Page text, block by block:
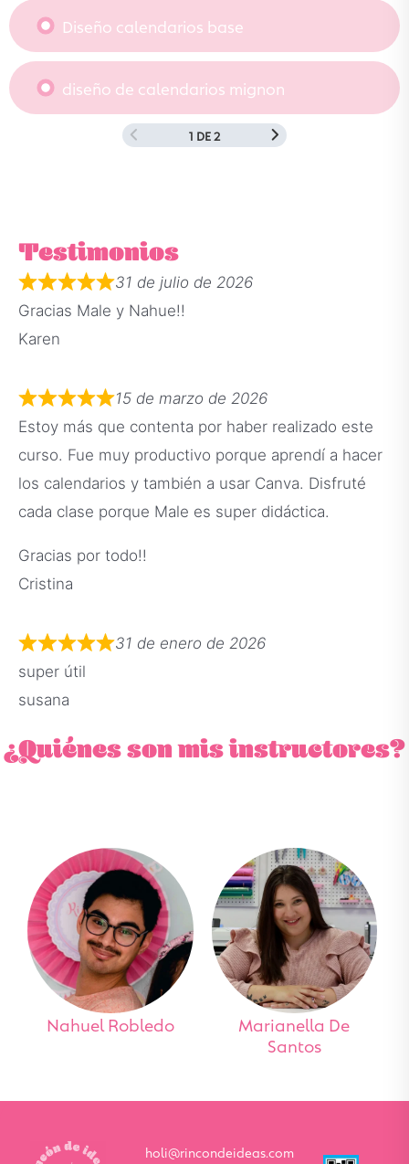
Diseño calendarios base
diseño de calendarios mignon
1 DE 2
Testimonios
31 de julio de 2026
Gracias Male y Nahue!!
Karen
15 de marzo de 2026
Estoy más que contenta por haber realizado este
curso. Fue muy productivo porque aprendí a hacer
los calendarios y también a usar Canva. Disfruté
cada clase porque Male es super didáctica.
Gracias por todo!!
Cristina
31 de enero de 2026
super útil
susana
¿Quiénes son mis instructores?
Nahuel Robledo
Marianella De
Santos
holi@rincondeideas.com